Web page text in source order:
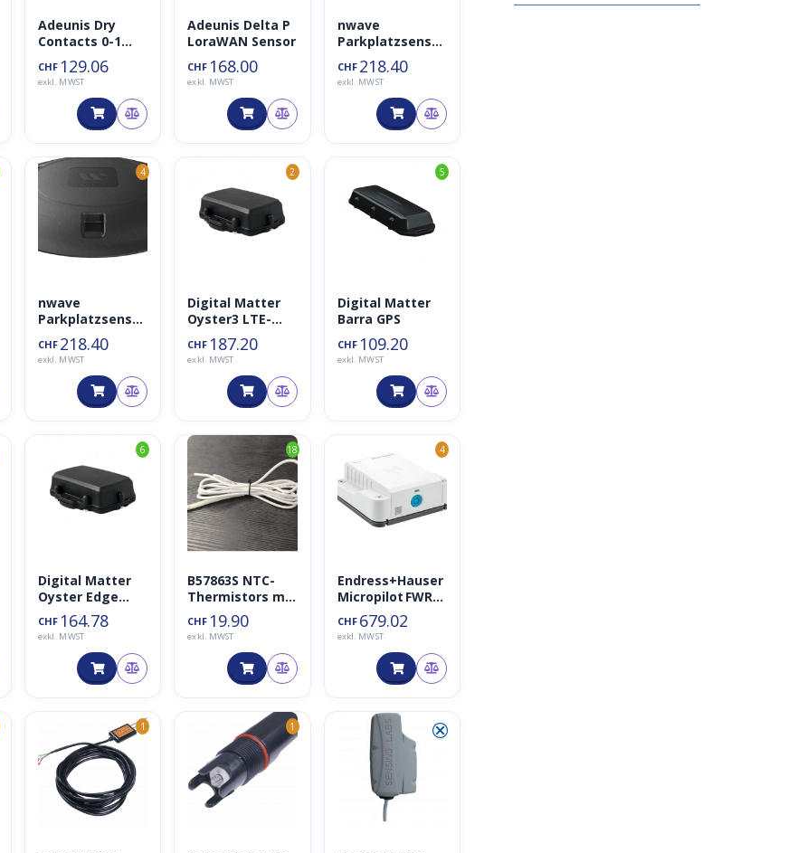
Adeunis Dry
Contacts 0-1
Binary LoRaWan
Sensor/Aktor
868MHz IP68
CHF 129.06
exkl. MWST
Adeunis Delta P
LoraWAN Sensor
CHF 168.00
exkl. MWST
nwave
Parkplatzsensor
Unterflur
LoraWAN
CHF 218.40
exkl. MWST
4
nwave
Parkplatzsensor
Surface Mount
LoraWAN
CHF 218.40
exkl. MWST
2
Digital Matter
Oyster3 LTE-
M/NB-IoT
Tracker (+BLE)
CHF 187.20
exkl. MWST
5
Digital Matter
Barra GPS
CHF 109.20
exkl. MWST
6
Digital Matter
Oyster Edge
LTE-M/NB-IoT
Tracker (+BLE)
CHF 164.78
exkl. MWST
18
B57863S NTC-
Thermistors mit
Terminal Ring
2m
CHF 19.90
exkl. MWST
4
Endress+Hauser
Micropilot FWR30
Füllstandssenso
r mit
Radartechnologi
4G/LTE/NB-IoT
CHF 679.02
exkl. MWST
1 1 ⮿